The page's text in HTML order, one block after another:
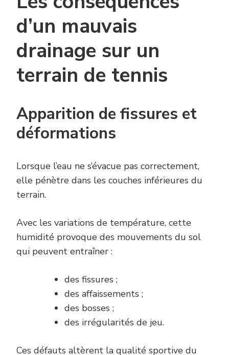
d’un mauvais
drainage sur un
terrain de tennis
Apparition de fissures et
déformations
Lorsque l’eau ne s’évacue pas correctement,
elle pénètre dans les couches inférieures du
terrain.
Avec les variations de température, cette
humidité provoque des mouvements du sol
qui peuvent entraîner :
des fissures ;
des affaissements ;
des bosses ;
des irrégularités de jeu.
Ces défauts altèrent la qualité sportive du